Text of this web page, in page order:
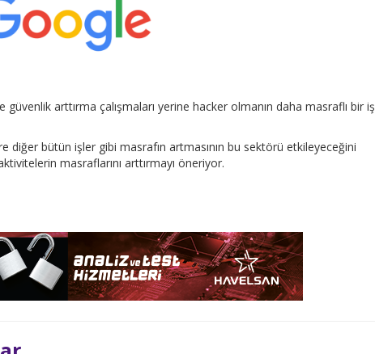
arttırma çalışmaları yerine hacker olmanın daha masraflı bir iş
diğer bütün işler gibi masrafın artmasının bu sektörü etkileyeceğini
masraflarını arttırmayı öneriyor.